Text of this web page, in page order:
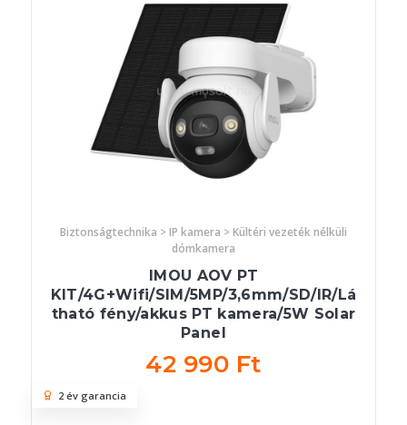
Biztonságtechnika > IP kamera > Kültéri vezeték nélküli
dómkamera
IMOU AOV PT
KIT/4G+Wifi/SIM/5MP/3,6mm/SD/IR/Lá
tható fény/akkus PT kamera/5W Solar
Panel
42 990 Ft
2 év garancia